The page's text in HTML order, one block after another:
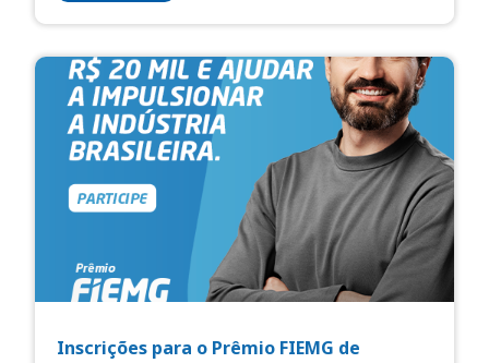
Inscrições para o Prêmio FIEMG de